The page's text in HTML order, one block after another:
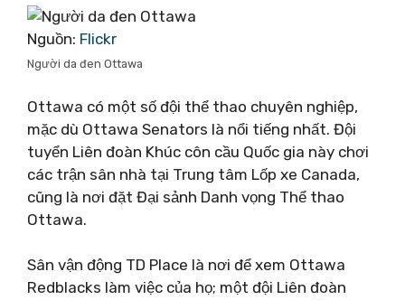
Nguồn: Flickr
Người da đen Ottawa
Ottawa có một số đội thể thao chuyên nghiệp,
mặc dù Ottawa Senators là nổi tiếng nhất. Đội
tuyển Liên đoàn Khúc côn cầu Quốc gia này chơi
các trận sân nhà tại Trung tâm Lốp xe Canada,
cũng là nơi đặt Đại sảnh Danh vọng Thể thao
Ottawa.
Sân vận động TD Place là nơi để xem Ottawa
Redblacks làm việc của họ; một đội Liên đoàn